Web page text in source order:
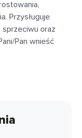
Przysługuje
sprzeciwu oraz
Pan wnieść